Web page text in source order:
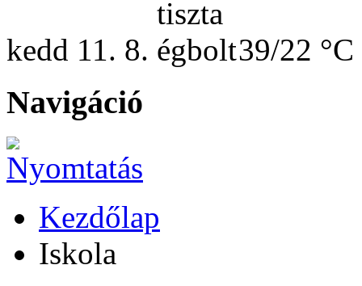
kedd 11. 8. 39/22 °C
Navigáció
Kezdőlap
Iskola